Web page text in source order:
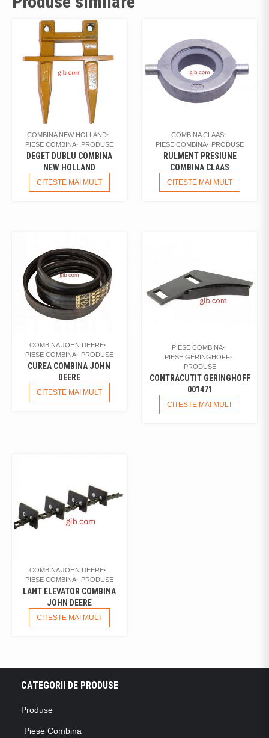
COMBINA NEW HOLLAND
PIESE COMBINA
PRODUSE
DEGET DUBLU COMBINA
NEW HOLLAND
CITESTE MAI MULT
COMBINA CLAAS
PIESE COMBINA
PRODUSE
RULMENT PRESIUNE
COMBINA CLAAS
CITESTE MAI MULT
COMBINA JOHN DEERE
PIESE COMBINA
PRODUSE
CUREA COMBINA JOHN
DEERE
CITESTE MAI MULT
PIESE COMBINA
PIESE GERINGHOFF
PRODUSE
CONTRACUTIT GERINGHOFF
001471
CITESTE MAI MULT
COMBINA JOHN DEERE
PIESE COMBINA
PRODUSE
LANT ELEVATOR COMBINA
JOHN DEERE
CITESTE MAI MULT
CATEGORII DE PRODUSE
Produse
Piese Combina